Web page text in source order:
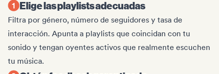
Elige las playlists adecuadas
Filtra por género, número de seguidores y tasa de
interacción. Apunta a playlists que coincidan con tu
sonido y tengan oyentes activos que realmente escuchen
tu música.